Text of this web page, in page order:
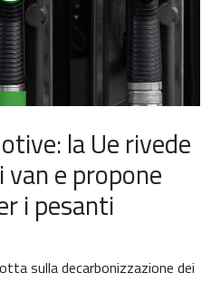
la Ue rivede
e propone
i pesanti
sulla decarbonizzazione dei